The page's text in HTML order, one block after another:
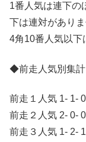
1番人気は連下の
下は連対があり
4角10番人気以下
◆前走人気別集計
前走１人気 1- 1-
前走２人気 2- 0-
前走３人気 1- 2-